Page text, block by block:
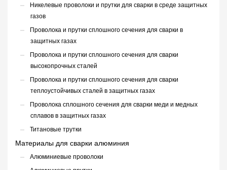
Никелевые проволоки и прутки для сварки в среде защитных
газов
Проволока и прутки сплошного сечения для сварки в
защитных газах
Проволока и прутки сплошного сечения для сварки
высокопрочных сталей
Проволока и прутки сплошного сечения для сварки
теплоустойчивых сталей в защитных газах
Проволока сплошного сечения для сварки меди и медных
сплавов в защитных газах
Титановые трутки
Материалы для сварки алюминия
Алюминиевые проволоки